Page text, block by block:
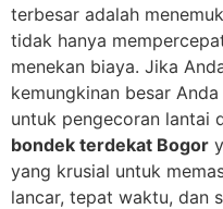
terbesar adalah
tidak hanya
menekan biaya. Jika
kemungkinan besar
untuk pengecoran lantai
bondek terdekat Bogor
yang krusial untuk
lancar, tepat waktu, dan